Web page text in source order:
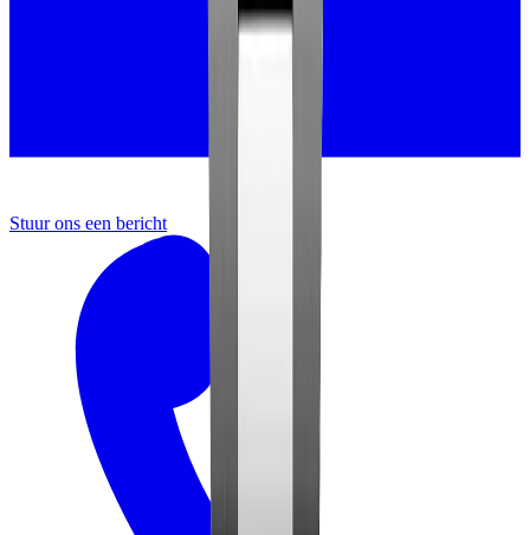
Stuur ons een bericht